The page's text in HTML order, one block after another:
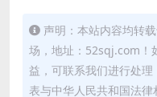
声明：本站内容均转
场，地址：52sqj.com！
益，可联系我们进行处
表与中华人民共和国法律